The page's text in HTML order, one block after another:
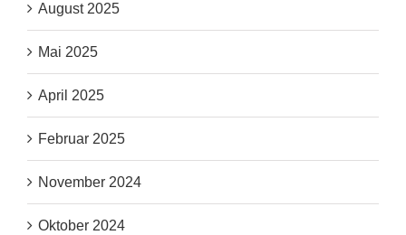
August 2025
Mai 2025
April 2025
Februar 2025
November 2024
Oktober 2024